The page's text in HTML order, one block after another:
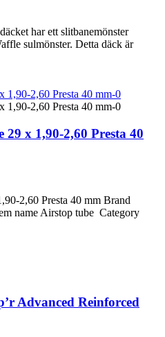
har ett slitbanemönster
sulmönster. Detta däck är
x 1,90-2,60 Presta 40
2,60 Presta 40 mm Brand
name Airstop tube Category
Advanced Reinforced